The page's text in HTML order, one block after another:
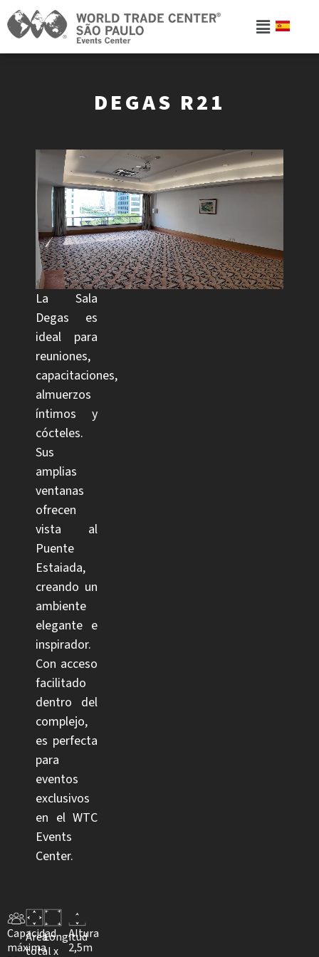
DEGAS R21
La Sala
Degas es
ideal para
reuniones,
capacitaciones,
almuerzos
íntimos y
cócteles.
Sus
amplias
ventanas
ofrecen
vista al
Puente
Estaiada,
creando un
ambiente
elegante e
inspirador.
Con acceso
facilitado
dentro del
complejo,
es perfecta
para
eventos
exclusivos
en el WTC
Events
Center.
Capacidad
máxima
Área
total
Longitud
x
Altura
2,5m